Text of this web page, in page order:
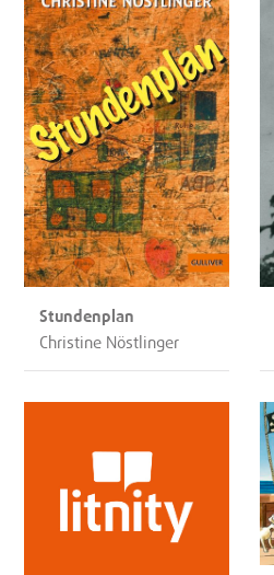
Stundenplan
Christine Nöstlinger